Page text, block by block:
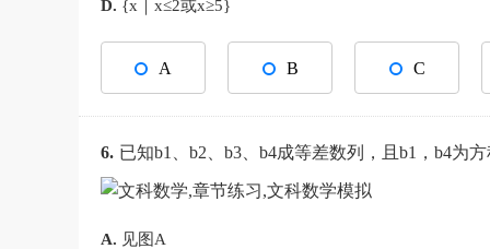
D. {x｜x≤2或x≥5}
A B C
6. 已知b1、b2、b3、b4成等差数列，且b1，b4为
A. 见图A